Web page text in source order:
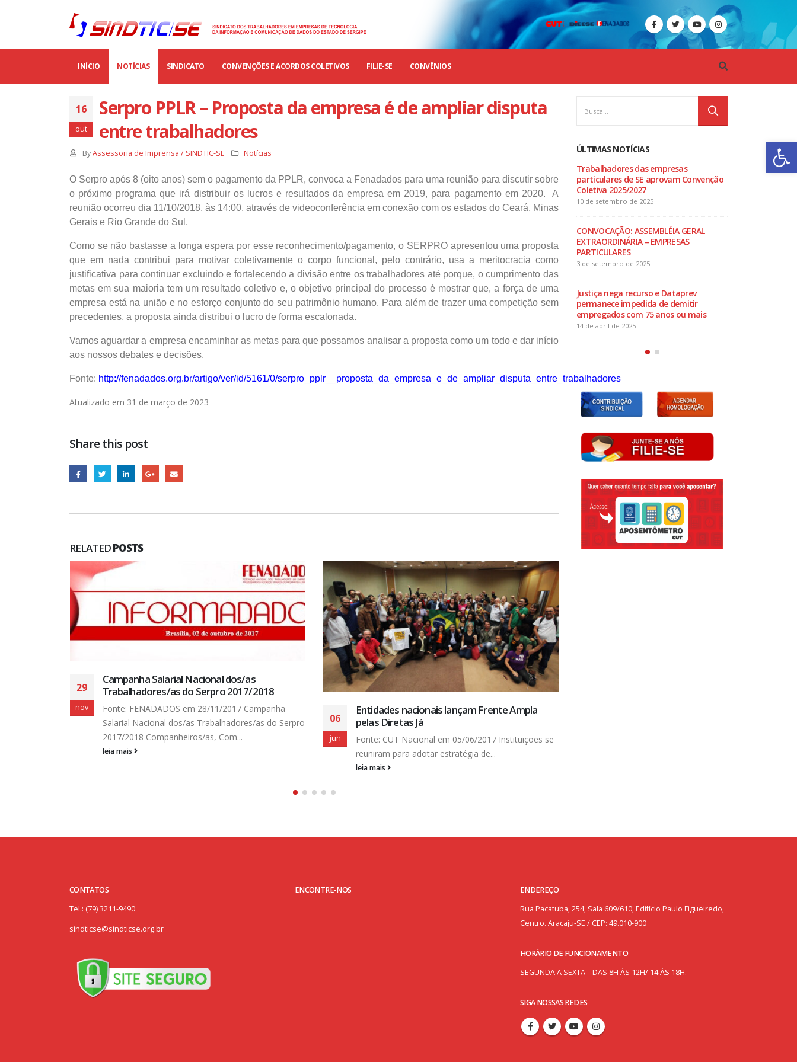
INÍCIO NOTÍCIAS SINDICATO CONVENÇÕES E ACORDOS COLETIVOS FILIE-SE CONVÊNIOS
16
out
Serpro PPLR – Proposta da empresa é de ampliar disputa
entre trabalhadores
ByAssessoria de Imprensa / SINDTIC-SE Notícias
O Serpro após 8 (oito anos) sem o pagamento da PPLR, convoca a Fenadados para uma reunião para discutir sobre
o próximo programa que irá distribuir os lucros e resultados da empresa em 2019, para pagamento em 2020. A
reunião ocorreu dia 11/10/2018, às 14:00, através de videoconferência em conexão com os estados do Ceará, Minas
Gerais e Rio Grande do Sul.
Como se não bastasse a longa espera por esse reconhecimento/pagamento, o SERPRO apresentou uma proposta
que em nada contribui para motivar coletivamente o corpo funcional, pelo contrário, usa a meritocracia como
justificativa para continuar excluindo e fortalecendo a divisão entre os trabalhadores até porque, o cumprimento das
metas em sua maioria tem um resultado coletivo e, o objetivo principal do processo é mostrar que, a força de uma
empresa está na união e no esforço conjunto do seu patrimônio humano. Para além de trazer uma competição sem
precedentes, a proposta ainda distribui o lucro de forma escalonada.
Vamos aguardar a empresa encaminhar as metas para que possamos analisar a proposta como um todo e dar início
aos nossos debates e decisões.
Fonte: http://fenadados.org.br/artigo/ver/id/5161/0/serpro_pplr__proposta_da_empresa_e_de_ampliar_disputa_entre_trabalhadores
Atualizado em 31 de março de 2023
Share this post
RELATEDPOSTS
29
nov
Campanha Salarial Nacional dos/as
Trabalhadores/as do Serpro 2017/2018
Fonte: FENADADOS em 28/11/2017 Campanha
Salarial Nacional dos/as Trabalhadores/as do Serpro
2017/2018 Companheiros/as, Com...
leia mais
06
jun
Entidades nacionais lançam Frente Ampla
pelas Diretas Já
Fonte: CUT Nacional em 05/06/2017 Instituições se
reuniram para adotar estratégia de...
leia mais
ÚLTIMAS NOTÍCIAS
particulares de SE aprovam Convenção
Coletiva 2025/2027
10 de setembro de 2025
EXTRAORDINÁRIA – EMPRESAS
PARTICULARES
3 de setembro de 2025
Justiça nega recurso e Dataprev
permanece impedida de demitir
empregados com 75 anos ou mais
EXTRORDINÁRIA -
TRABALHADORES DAS
EMPRESAS PARTICULARES DE
SERGIPE
Confira o resultado da eleição
que deu vitória à Chapa 1
30 de julho de 2024
Eleições Sindicais: Divulgação
Trabalhadores das empresas
particulares de SE aprovam Convenção
Coletiva 2025/2027
10 de setembro de 2025
CONVOCAÇÃO: ASSEMBLÉIA GERAL
EXTRAORDINÁRIA – EMPRESAS
PARTICULARES
3 de setembro de 2025
Justiça nega recurso e Dataprev
permanece impedida de demitir
empregados com 75 anos ou mais
14 de abril de 2025
EDITAL
CONTATOS
Tel.: (79) 3211-9490
sindticse@sindticse.org.br
ENCONTRE-NOS
ENDEREÇO
Rua Pacatuba, 254, Sala 609/610, Edifício Paulo Figueiredo,
Centro. Aracaju-SE / CEP: 49.010-900
HORÁRIO DE FUNCIONAMENTO
SEGUNDA A SEXTA – DAS 8H ÀS 12H/ 14 ÀS 18H.
SIGA NOSSAS REDES